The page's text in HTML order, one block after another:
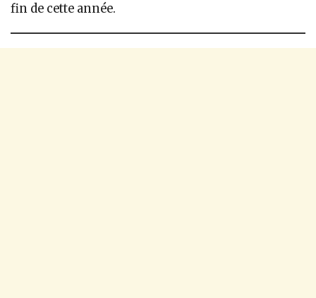
fin de cette année.